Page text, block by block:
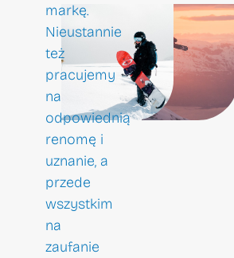
markę.
Nieustannie
też
pracujemy
na
odpowiednią
renomę i
uznanie, a
przede
wszystkim
na
zaufanie